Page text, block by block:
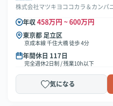
株式会社マツキヨココカラ＆カンパ
年収 458万円 ~ 600万円
東京都 足立区
京成本線 千住大橋 徒歩 4分
年間休日 117日
完全週休2日制 / 残業10h以下
気になる